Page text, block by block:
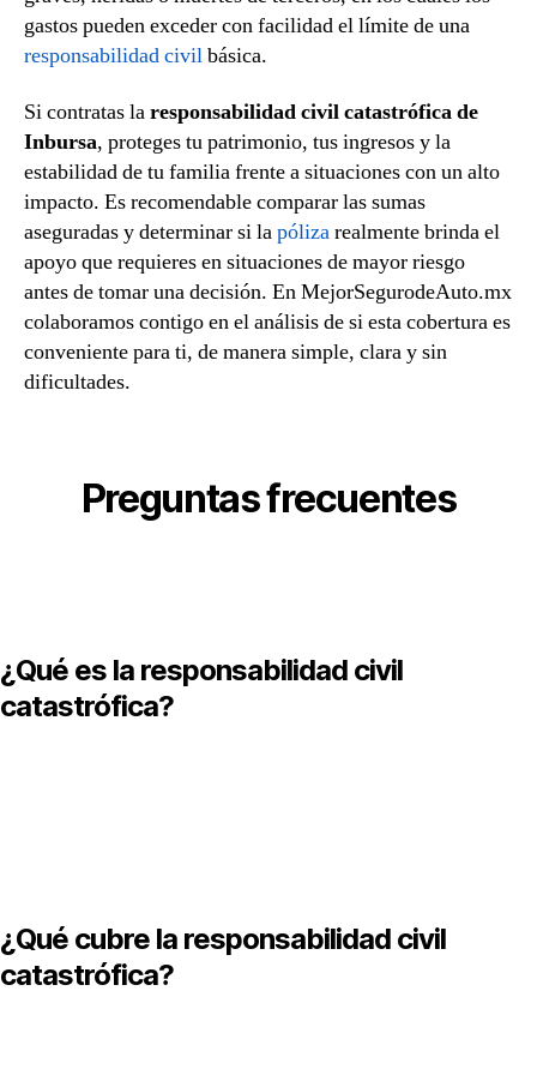
gastos pueden exceder con facilidad el límite de una
responsabilidad civilbásica.
Si contratas laresponsabilidad civil catastrófica de
Inbursa, proteges tu patrimonio, tus ingresos y la
estabilidad de tu familia frente a situaciones con un alto
impacto. Es recomendable comparar las sumas
aseguradas y determinar si lapólizarealmente brinda el
apoyo que requieres en situaciones de mayor riesgo
antes de tomar una decisión. En MejorSegurodeAuto.mx
colaboramos contigo en el análisis de si esta cobertura es
conveniente para ti, de manera simple, clara y sin
dificultades.
Preguntas frecuentes
¿Qué es la responsabilidad civil
catastrófica?
¿Qué cubre la responsabilidad civil
catastrófica?